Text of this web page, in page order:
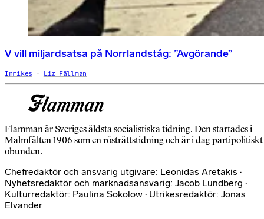
V vill miljardsatsa på Norrlandståg: ”Avgörande”
Inrikes Liz Fällman
Flamman är Sveriges äldsta socialistiska tidning. Den startades i
Malmfälten 1906 som en rösträttstidning och är i dag partipolitiskt
obunden.
Chefredaktör och ansvarig utgivare: Leonidas Aretakis ·
Nyhetsredaktör och marknadsansvarig: Jacob Lundberg ·
Kulturredaktör: Paulina Sokolow · Utrikesredaktör: Jonas
Elvander